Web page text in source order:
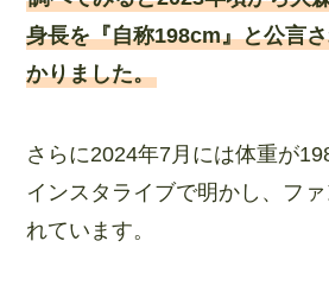
身長を『自称198cm』と公言
かりました。
さらに2024年7月には体重が
インスタライブで明かし、フ
れています。